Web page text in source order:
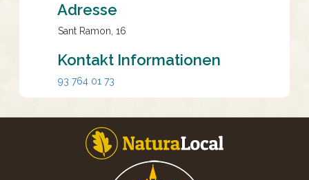
Adresse
Sant Ramon, 16
Kontakt Informationen
93 764 01 73